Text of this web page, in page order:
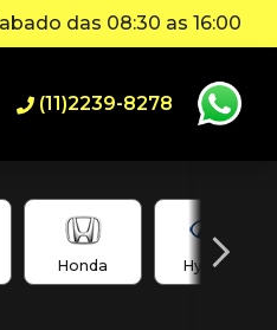
das 08:30 as 16:00
(11)2239-8278
Honda Hyundai